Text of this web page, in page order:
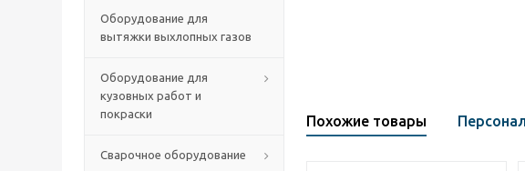
Оборудование для
вытяжки выхлопных газов
Оборудование для
кузовных работ и
покраски
Сварочное оборудование
Похожие товары